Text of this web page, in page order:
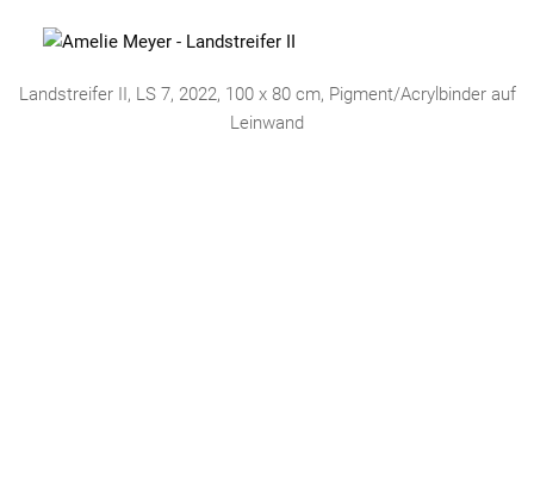
Landstreifer II, LS 7, 2022, 100 x 80 cm, Pigment/Acrylbinder auf
Leinwand